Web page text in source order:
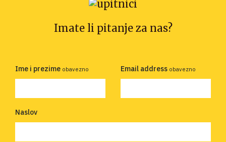
Imate li pitanje za nas?
Ime i prezime obavezno Email address obavezno
Naslov